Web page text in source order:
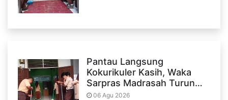
Pantau Langsung
Kokurikuler Kasih, Waka
Sarpras Madrasah Turun…
06 Agu 2026